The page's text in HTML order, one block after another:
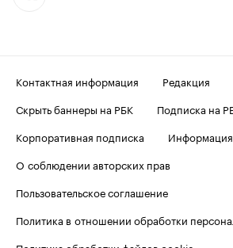
Контактная информация
Редакция
Скрыть баннеры на РБК
Подписка на
Корпоративная подписка
О соблюдении авторских прав
Пользовательское соглашение
Политика в отношении обработки